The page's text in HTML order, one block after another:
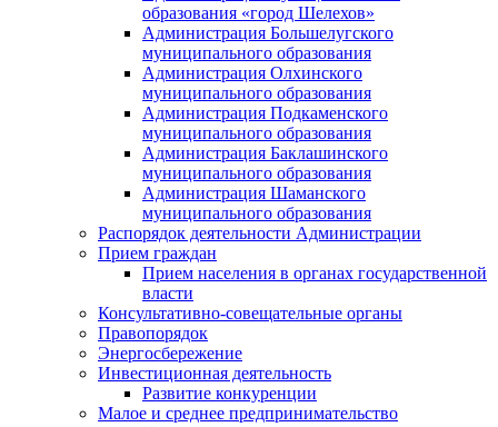
образования «город Шелехов»
Администрация Большелугского
муниципального образования
Администрация Олхинского
муниципального образования
Администрация Подкаменского
муниципального образования
Администрация Баклашинского
муниципального образования
Администрация Шаманского
муниципального образования
Распорядок деятельности Администрации
Прием граждан
Прием населения в органах государственной
власти
Консультативно-совещательные органы
Правопорядок
Энергосбережение
Инвестиционная деятельность
Развитие конкуренции
Малое и среднее предпринимательство